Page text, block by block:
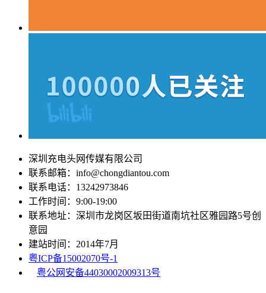
深圳充电头网传媒有限公司
联系邮箱：info@chongdiantou.com
联系电话：13242973846
工作时间：9:00-19:00
联系地址：深圳市龙岗区坂田街道南坑社区雅园路5号创
意园
建站时间：2014年7月
粤ICP备15002070号-1
粤公网安备44030002009313号